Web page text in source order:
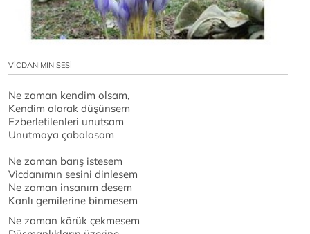
VİCDANIMIN SESİ
Ne zaman kendim olsam,
Kendim olarak düşünsem
Ezberletilenleri unutsam
Unutmaya çabalasam
Ne zaman barış istesem
Vicdanımın sesini dinlesem
Ne zaman insanım desem
Kanlı gemilerine binmesem
Ne zaman körük çekmesem